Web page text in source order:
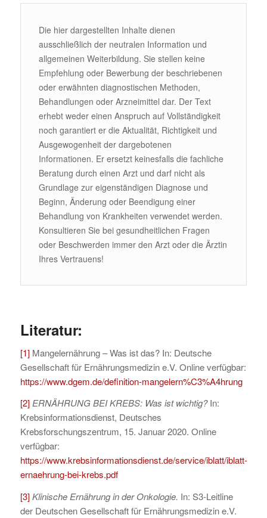
Die hier dargestellten Inhalte dienen
ausschließlich der neutralen Information und
allgemeinen Weiterbildung. Sie stellen keine
Empfehlung oder Bewerbung der beschriebenen
oder erwähnten diagnostischen Methoden,
Behandlungen oder Arzneimittel dar. Der Text
erhebt weder einen Anspruch auf Vollständigkeit
noch garantiert er die Aktualität, Richtigkeit und
Ausgewogenheit der dargebotenen
Informationen. Er ersetzt keinesfalls die fachliche
Beratung durch einen Arzt und darf nicht als
Grundlage zur eigenständigen Diagnose und
Beginn, Änderung oder Beendigung einer
Behandlung von Krankheiten verwendet werden.
Konsultieren Sie bei gesundheitlichen Fragen
oder Beschwerden immer den Arzt oder die Ärztin
Ihres Vertrauens!
Literatur:
[1]Mangelernährung – Was ist das? In: Deutsche
Gesellschaft für Ernährungsmedizin e.V. Online verfügbar:
https://www.dgem.de/definition-mangelern%C3%A4hrung
[2] ERNÄHRUNG BEI KREBS: Was ist wichtig?In:
Krebsinformationsdienst, Deutsches
Krebsforschungszentrum, 15. Januar 2020. Online
verfügbar:
https://www.krebsinformationsdienst.de/service/iblatt/iblatt-
ernaehrung-bei-krebs.pdf
[3] Klinische Ernährung in der Onkologie. In: S3-Leitline
der Deutschen Gesellschaft für Ernährungsmedizin e.V.